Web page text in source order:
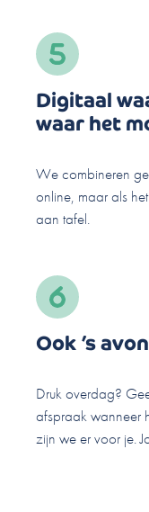
Digitaal
waar het
We combineren
online, maar als
aan tafel.
Ook ’s
Druk overdag?
afspraak wanneer
zijn we er voor je.